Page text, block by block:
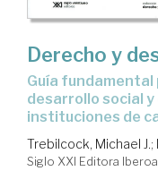
Derecho y
guía fundamental para entender por qué el
desarrollo social
instituciones de
Trebilcock, Michael J.;
Siglo XXI Editora